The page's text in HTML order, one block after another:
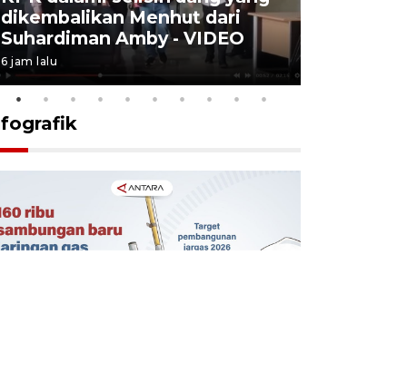
dikembalikan Menhut dari
Suhardiman Amby - VIDEO
6 jam lalu